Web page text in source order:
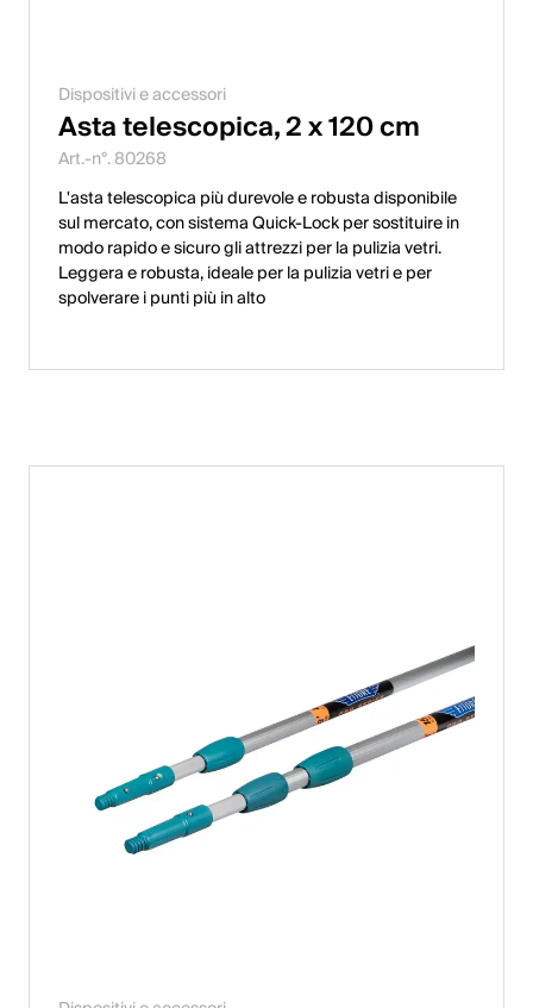
Dispositivi e accessori
Asta telescopica, 2 x 120 cm
Art.-n°. 80268
L'asta telescopica più durevole e robusta disponibile
sul mercato, con sistema Quick-Lock per sostituire in
modo rapido e sicuro gli attrezzi per la pulizia vetri.
Leggera e robusta, ideale per la pulizia vetri e per
spolverare i punti più in alto